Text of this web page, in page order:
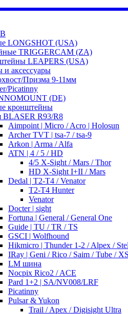
LONGSHOT (USA)
TRIGGERCAM (ZA)
LEAPERS (USA)
и аксессуары
Призма 9-11мм
Picatinny
(DE)
кронштейны
BLASER R93/R8
Aimpoint | Micro / Acro | Holosun
Archer TVT | tsa-7 / tsa-9
Arkon | Arma / Alfa
ATN | 4 / 5 / HD
4/5 X-Sight / Mars / Thor
HD X-Sight I+II / Mars
Dedal | T2-T4 / Venator
T2-T4 Hunter
Venator
Docter | sight
Fortuna | General / General One
Guide | TU / TR / TS
GSCI | Wolfhound
Hikmicro | Thunder 1-2 / Alpex /
IRay | Geni / Rico / Saim / Tube /
LM шина
Nocpix Rico2 / ACE
Pard 1+2 | SA/NV008/LRF
Picatinny
Pulsar & Yukon
Trail / Apex / Digisight Ultra